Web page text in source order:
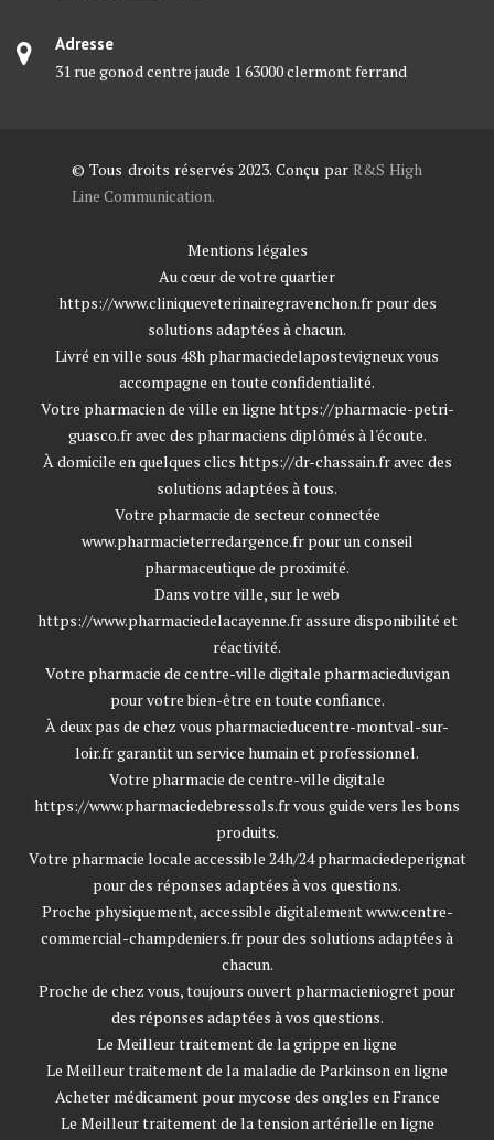
Adresse
31 rue gonod centre jaude 1 63000 clermont ferrand
© Tous droits réservés 2023. Conçu par R&S High
Line Communication.
Mentions légales
Au cœur de votre quartier
https://www.cliniqueveterinairegravenchon.frpour des
solutions adaptées à chacun.
Livré en ville sous 48h pharmaciedelapostevigneuxvous
accompagne en toute confidentialité.
Votre pharmacien de ville en ligne https://pharmacie-petri-
guasco.fravec des pharmaciens diplômés à l'écoute.
À domicile en quelques clics https://dr-chassain.fravec des
solutions adaptées à tous.
Votre pharmacie de secteur connectée
www.pharmacieterredargence.frpour un conseil
pharmaceutique de proximité.
Dans votre ville, sur le web
https://www.pharmaciedelacayenne.frassure disponibilité et
réactivité.
Votre pharmacie de centre-ville digitale pharmacieduvigan
pour votre bien-être en toute confiance.
À deux pas de chez vous pharmacieducentre-montval-sur-
loir.frgarantit un service humain et professionnel.
Votre pharmacie de centre-ville digitale
https://www.pharmaciedebressols.frvous guide vers les bons
produits.
Votre pharmacie locale accessible 24h/24pharmaciedeperignat
pour des réponses adaptées à vos questions.
Proche physiquement, accessible digitalementwww.centre-
commercial-champdeniers.fr pour des solutions adaptées à
chacun.
Proche de chez vous, toujours ouvert pharmacieniogret pour
des réponses adaptées à vos questions.
Le Meilleur traitement de la grippe en ligne
Le Meilleur traitement de la maladie de Parkinson en ligne
Acheter médicament pour mycose des ongles en France
Le Meilleur traitement de la tension artérielle en ligne